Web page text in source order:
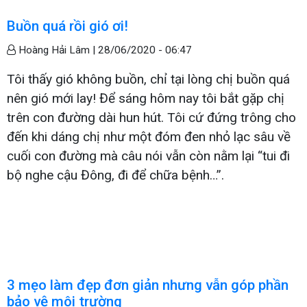
Buồn quá rồi gió ơi!
Hoàng Hải Lâm | 28/06/2020 - 06:47
Tôi thấy gió không buồn, chỉ tại lòng chị buồn quá
nên gió mới lay! Để sáng hôm nay tôi bắt gặp chị
trên con đường dài hun hút. Tôi cứ đứng trông cho
đến khi dáng chị như một đóm đen nhỏ lạc sâu về
cuối con đường mà câu nói vẫn còn nằm lại “tui đi
bộ nghe cậu Đông, đi để chữa bệnh…”.
3 mẹo làm đẹp đơn giản nhưng vẫn góp phần
bảo vệ môi trường